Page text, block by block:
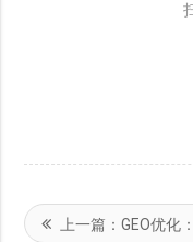
上一篇：GEO优化